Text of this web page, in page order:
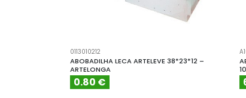
0113010212
ABOBADILHA LECA ARTELEVE 38*23*12 –
ARTELONGA
0.80 €